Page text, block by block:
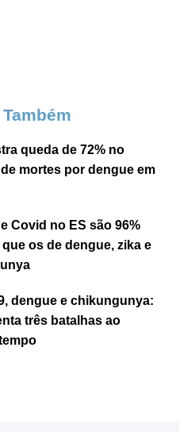
queda de 72% no
mortes por dengue em
Covid no ES são 96%
os de dengue, zika e
dengue e chikungunya:
três batalhas ao